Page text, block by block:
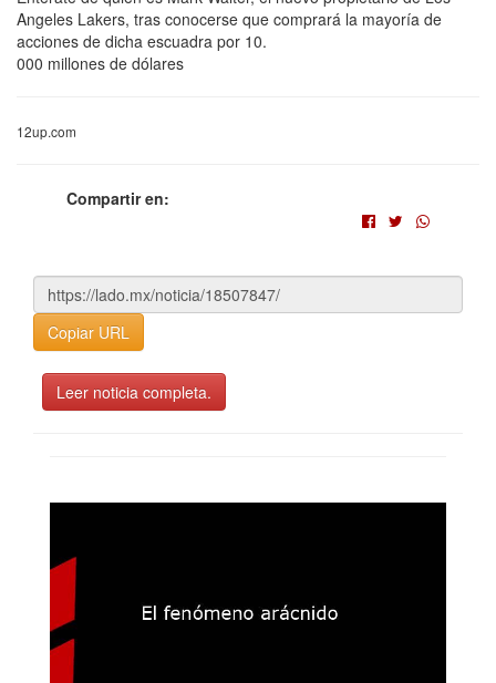
Angeles Lakers, tras conocerse que comprará la mayoría de
acciones de dicha escuadra por 10.
000 millones de dólares
12up.com
Compartir en:
Copiar URL
Leer noticia completa.